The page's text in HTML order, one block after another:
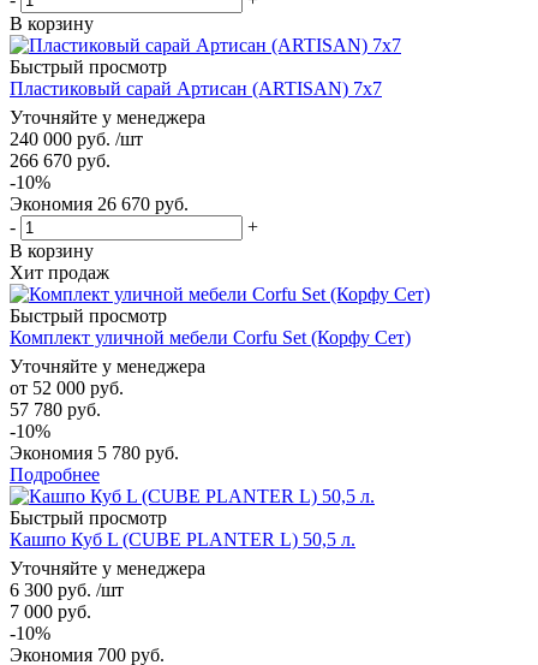
В корзину
Быстрый просмотр
Пластиковый сарай Артисан (ARTISAN) 7x7
Уточняйте у менеджера
240 000 руб. /шт
266 670 руб.
-10%
Экономия 26 670 руб.
-
+
В корзину
Хит продаж
Быстрый просмотр
Комплект уличной мебели Corfu Set (Корфу Сет)
Уточняйте у менеджера
от 52 000 руб.
57 780 руб.
-10%
Экономия 5 780 руб.
Подробнее
Быстрый просмотр
Кашпо Куб L (CUBE PLANTER L) 50,5 л.
Уточняйте у менеджера
6 300 руб. /шт
7 000 руб.
-10%
Экономия 700 руб.